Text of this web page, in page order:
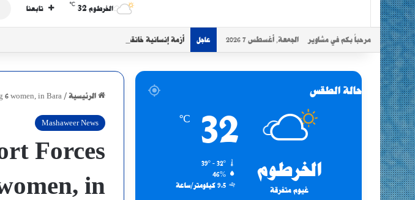
الخرطوم 32
℃
تابعنا
مرحباً بكم في مشاوير الجمعة, أغسطس 7 2026 عاجل أزمة إنسانية خانقة تضرب الأبيض مع تزايد موجات النزوح
الرئيسية /
6 women, in Bara
Mashaweer News
Forces
in
حالة الطقس
الخرطوم
غيوم متفرقة
32
℃
39º - 32º
46%
9.5 كيلومتر/ساعة